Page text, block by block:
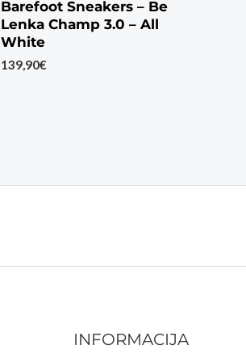
Barefoot Sneakers – Be
Lenka Champ 3.0 – All
White
139,90€
INFORMACIJA